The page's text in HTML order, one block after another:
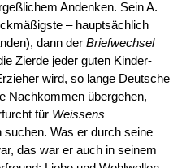
Andenken. Sein A.
– hauptsächlich
dann der Briefwechsel
Zierde jeder guten Kinder-
wird, so lange Deutsche
Nachkommen übergehen,
für Weissens
Was er durch seine
das war er auch in seinem